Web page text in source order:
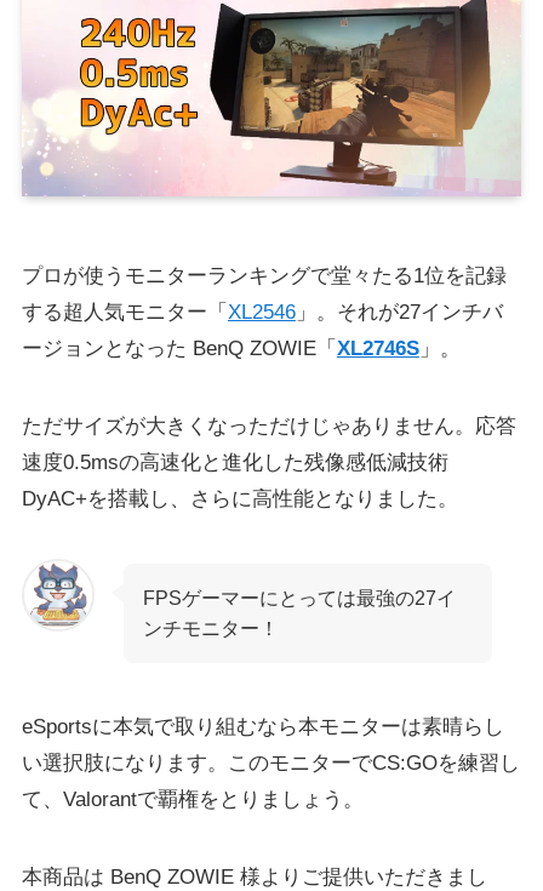
プロが使うモニターランキングで堂々たる1位を記録
する超人気モニター「 XL2546」。それが27インチバ
ージョンとなった BenQ ZOWIE「 XL2746S」 。
ただサイズが大きくなっただけじゃありません。応答
速度0.5msの高速化と進化した残像感低減技術
DyAC+を搭載し、さらに高性能となりました。
FPSゲーマーにとっては最強の27イ
ンチモニター！
eSportsに本気で取り組むなら本モニターは素晴らし
い選択肢になります。このモニターでCS:GOを練習し
て、Valorantで覇権をとりましょう。
本商品は BenQ ZOWIE 様よりご提供いただきまし